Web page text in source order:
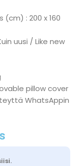
(cm) : 200 x 160
uusi / Like new
pillow cover
WhatsAppin